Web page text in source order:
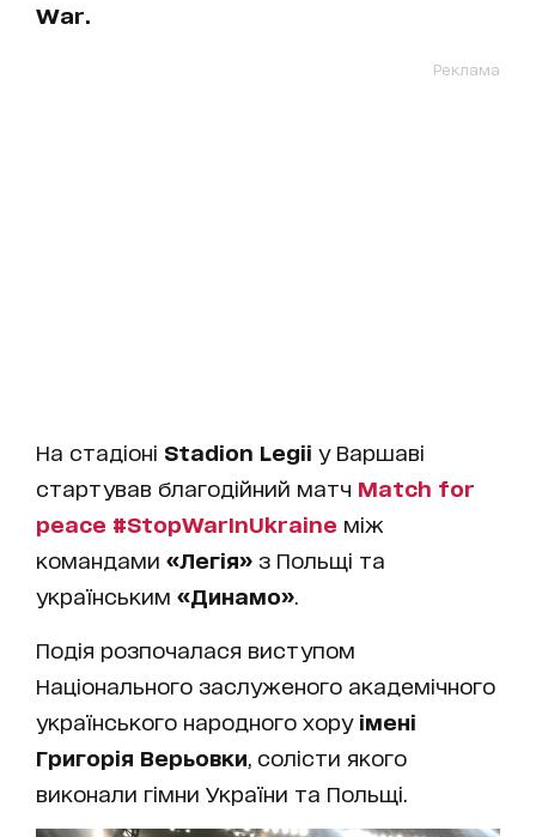
War.
Реклама
На стадіоні Stadion Legii у Варшаві
стартував благодійний матч Match for
peace #StopWarInUkraine між
командами «Легія» з Польщі та
українським «Динамо»
Подія розпочалася виступом
Національного заслуженого академічного
українського народного хоруімені
Григорія Верьовки , солісти якого
виконали гімни України та Польщі.